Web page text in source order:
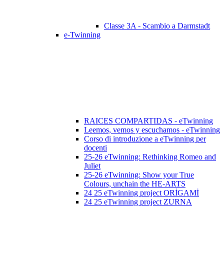
Classe 3A - Scambio a Darmstadt
e-Twinning
RAICES COMPARTIDAS - eTwinning
Leemos, vemos y escuchamos - eTwinning
Corso di introduzione a eTwinning per
docenti
25-26 eTwinning: Rethinking Romeo and
Juliet
25-26 eTwinning: Show your True
Colours, unchain the HE-ARTS
24 25 eTwinning project ORİGAMİ
24 25 eTwinning project ZURNA